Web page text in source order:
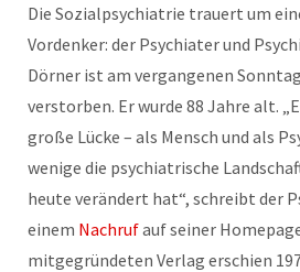
Die Sozialpsychiatrie trauert um
Vordenker: der Psychiater und
Dörner ist am vergangenen
verstorben. Er wurde 88 Jahre alt.
große Lücke – als Mensch und als
wenige die psychiatrische
heute verändert hat“, schreibt der
einem Nachrufauf seiner
mitgegründeten Verlag erschien